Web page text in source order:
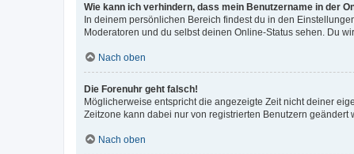
Wie kann ich verhindern, dass mein Benutzername in der
In deinem persönlichen Bereich findest du in den
Moderatoren und du selbst deinen Online-Status sehen. Du
Nach oben
Die Forenuhr geht falsch!
Möglicherweise entspricht die angezeigte Zeit nicht deiner
Zeitzone kann dabei nur von registrierten Benutzern geändert
Nach oben